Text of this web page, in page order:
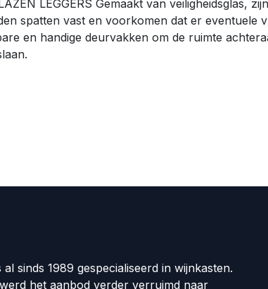
LEGGERS Gemaakt van veiligheidsglas,
spatten vast en voorkomen dat er eventuele
en handige deurvakken om de ruimte
al sinds 1989 gespecialiseerd in wijnkasten.
het aanbod verder verruimd naar